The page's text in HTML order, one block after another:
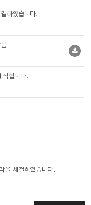
하였습니다.
작합니다.
을 체결하였습니다.